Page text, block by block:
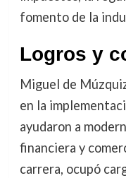
fomento de la
Logros y
Miguel de
en la
ayudaron a
financiera y
carrera, ocupó